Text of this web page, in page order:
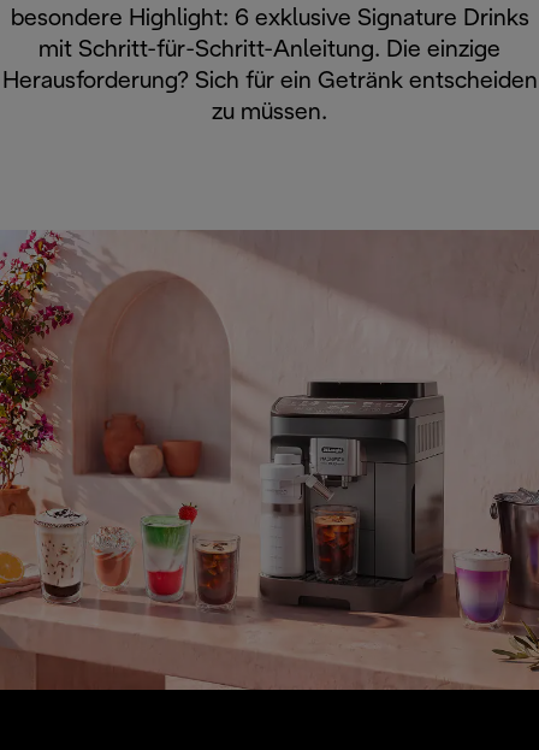
besondere Highlight: 6 exklusive Signature Drinks
mit Schritt-für-Schritt-Anleitung. Die einzige
Herausforderung? Sich für ein Getränk entscheiden
zu müssen.